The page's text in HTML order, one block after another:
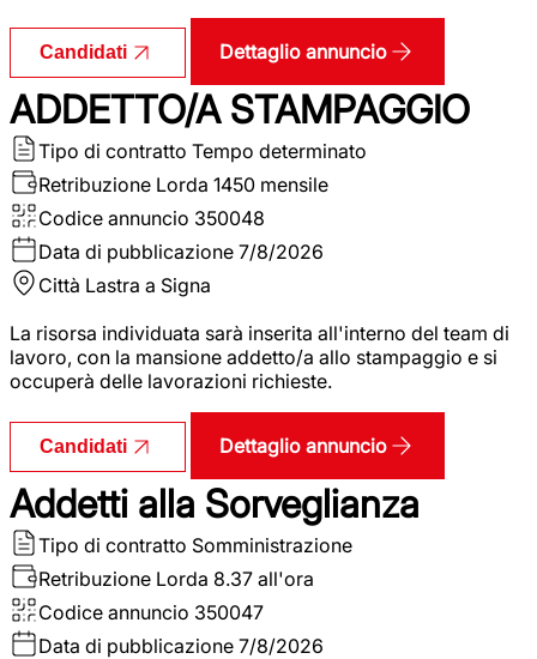
Candidati Dettaglio annuncio
ADDETTO/A STAMPAGGIO
Tipo di contratto Tempo determinato
Retribuzione Lorda 1450 mensile
Codice annuncio 350048
Data di pubblicazione 7/8/2026
Città Lastra a Signa
La risorsa individuata sarà inserita all'interno del team di
lavoro, con la mansione addetto/a allo stampaggio e si
occuperà delle lavorazioni richieste.
Candidati Dettaglio annuncio
Addetti alla Sorveglianza
Tipo di contratto Somministrazione
Retribuzione Lorda 8.37 all'ora
Codice annuncio 350047
Data di pubblicazione 7/8/2026